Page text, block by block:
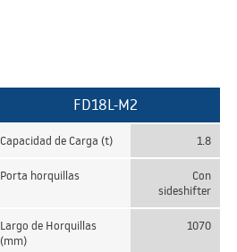
FD18L-M2
Capacidad de Carga (t) 1.8
Porta horquillas
Con
sideshifter
Largo de Horquillas
(mm)
1070